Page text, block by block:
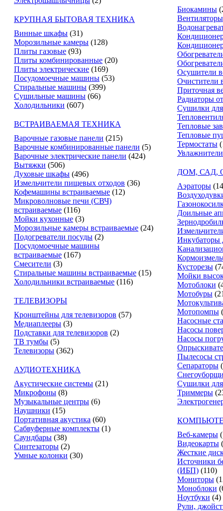
КРУПНАЯ БЫТОВАЯ ТЕХНИКА
Винные шкафы (31)
Морозильные камеры (128)
Плиты газовые (93)
Плиты комбинированные (20)
Плиты электрические (169)
Посудомоечные машины (53)
Стиральные машины (399)
Сушильные машины (66)
Холодильники (607)
ВСТРАИВАЕМАЯ ТЕХНИКА
Варочные газовые панели (215)
Варочные комбинированные панели (5)
Варочные электрические панели (424)
Вытяжки (506)
Духовые шкафы (496)
Измельчители пищевых отходов (36)
Кофемашины встраиваемые (12)
Микроволновые печи (СВЧ)
встраиваемые (116)
Мойки кухонные (3)
Морозильные камеры встраиваемые (24)
Подогреватели посуды (2)
Посудомоечные машины
встраиваемые (167)
Смесители (3)
Стиральные машины встраиваемые (15)
Холодильники встраиваемые (116)
ТЕЛЕВИЗОРЫ
Кронштейны для телевизоров (57)
Медиаплееры (3)
Подставки для телевизоров (2)
ТВ тумбы (5)
Телевизоры (362)
АУДИОТЕХНИКА
Акустические системы (21)
Микрофоны (8)
Музыкальные центры (6)
Наушники (15)
Портативная акустика (60)
Сабвуферные комплекты (1)
Саундбары (38)
Синтезаторы (2)
Умные колонки (30)
Биокамины
Вентиляторы
Осушители
Очистители
Приточная
Радиаторы
Сушилки
Тепловые
Тепловые
Термостаты
ДОМ, САД,
Аэраторы
Доильные
Инкубаторы
Кусторезы
Мойки
Мотоблоки
Мотобуры
Мотопомпы
Насосные
Насосы
Насосы
Пылесосы
Сепараторы
Сушилки
Триммеры
Веб-камеры
Видеокарты
Жесткие
Источники
(ИБП) (110)
Мониторы
Моноблоки
Ноутбуки (4)
Рули,